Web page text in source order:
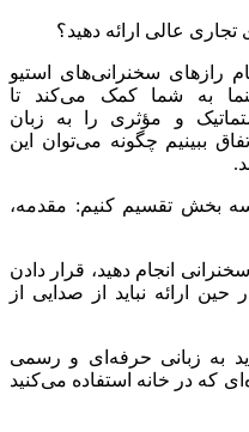
عالی ارائه دهید؟
رازهای سخنرانی‌های استیو
به شما کمک می‌کند تا
و مؤثری را به زبان
ببینیم چگونه می‌توان این
سه بخش تقسیم کنیم: مقدمه،
انجام دهید، قرار دادن
ارائه نباید از صدایی از
به زبانی حرفه‌ای و رسمی
که در خانه استفاده می‌کنید